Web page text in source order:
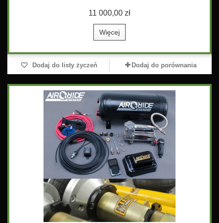
11 000,00 zł
Więcej
Dodaj do listy życzeń Dodaj do porównania